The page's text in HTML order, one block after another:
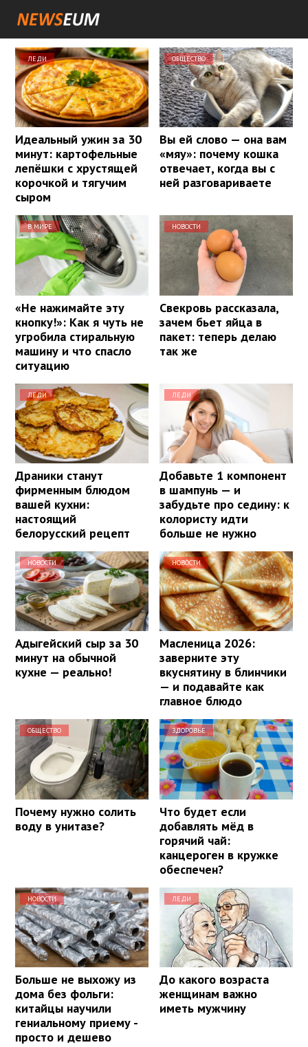
ЛЕДИ
Идеальный ужин за 30
минут: картофельные
лепёшки с хрустящей
корочкой и тягучим
сыром
ОБЩЕСТВО
Вы ей слово — она вам
«мяу»: почему кошка
отвечает, когда вы с
ней разговариваете
В МИРЕ
«Не нажимайте эту
кнопку!»: Как я чуть не
угробила стиральную
машину и что спасло
ситуацию
НОВОСТИ
Свекровь рассказала,
зачем бьет яйца в
пакет: теперь делаю
так же
ЛЕДИ
Драники станут
фирменным блюдом
вашей кухни:
настоящий
белорусский рецепт
ЛЕДИ
Добавьте 1 компонент
в шампунь — и
забудьте про седину: к
колористу идти
больше не нужно
НОВОСТИ
Адыгейский сыр за 30
минут на обычной
кухне — реально!
НОВОСТИ
Масленица 2026:
заверните эту
вкуснятину в блинчики
— и подавайте как
главное блюдо
ОБЩЕСТВО
Почему нужно солить
воду в унитазе?
ЗДОРОВЬЕ
Что будет если
добавлять мёд в
горячий чай:
канцероген в кружке
обеспечен?
НОВОСТИ
Больше не выхожу из
дома без фольги:
китайцы научили
гениальному приему -
просто и дешево
ЛЕДИ
До какого возраста
женщинам важно
иметь мужчину